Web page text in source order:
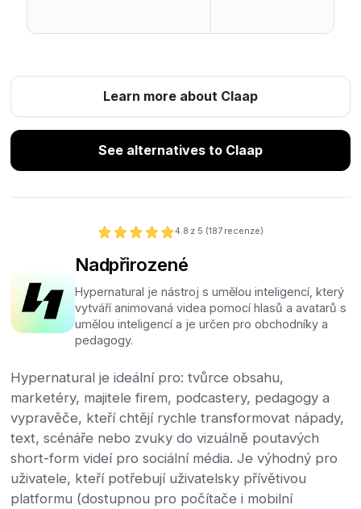
Learn more about Claap
See alternatives to Claap
4.8 z 5 (187 recenze)
Nadpřirozené
Hypernatural je nástroj s umělou inteligencí, který
vytváří animovaná videa pomocí hlasů a avatarů s
umělou inteligencí a je určen pro obchodníky a
pedagogy.
Hypernatural je ideální pro: tvůrce obsahu,
marketéry, majitele firem, podcastery, pedagogy a
vypravěče, kteří chtějí rychle transformovat nápady,
text, scénáře nebo zvuky do vizuálně poutavých
short-form videí pro sociální média. Je výhodný pro
uživatele, kteří potřebují uživatelsky přívětivou
platformu (dostupnou pro počítače i mobilní